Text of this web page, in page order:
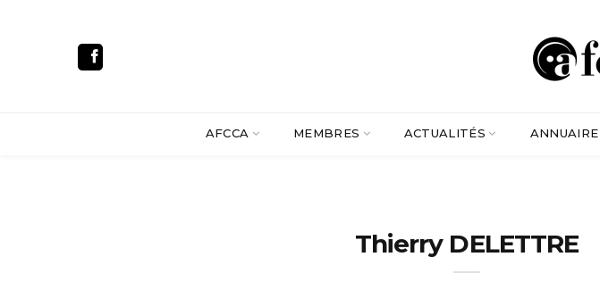
AFCCA MEMBRES ACTUALITÉS ANNUAIRE
Thierry DELETTRE